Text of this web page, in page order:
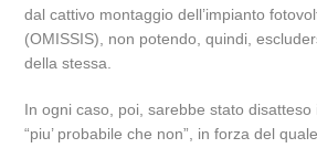
dal cattivo montaggio dell’impianto
(OMISSIS), non potendo, quindi,
della stessa.
In ogni caso, poi, sarebbe stato disatteso
“piu’ probabile che non”, in forza del